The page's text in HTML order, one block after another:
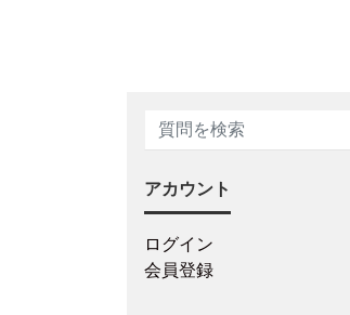
アカウント
ログイン
会員登録